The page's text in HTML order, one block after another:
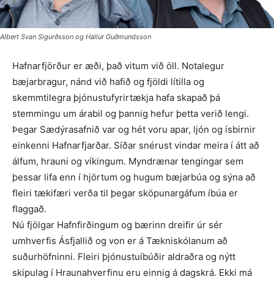
Albert Svan Sigurðsson og Hallur Guðmundsson
Hafnarfjörður er æði, það vitum við öll. Notalegur
bæjarbragur, nánd við hafið og fjöldi lítilla og
skemmtilegra þjónustu­fyrirtækja hafa skapað þá
stemmingu um árabil og þannig hefur þetta verið lengi.
Þegar Sædýrasafnið var og hét voru apar, ljón og ísbirnir
einkenni Hafnarfjarðar. Síðar snérust vindar meira í átt að
álfum, hrauni og víkingum. Myndrænar tenging­ar sem
þessar lifa enn í hjörtum og hugum bæjarbúa og sýna að
fleiri tækifæri verða til þegar sköpunargáfum íbúa er
flaggað.
Nú fjölgar Hafnfirðingum og bærinn dreifir úr sér
umhverfis Ásfjallið og von er á Tækniskólanum að
suðurhöfninni. Fleiri þjónustuíbúðir aldraðra og nýtt
skipulag í Hraunahverfinu eru einnig á dagskrá. Ekki má